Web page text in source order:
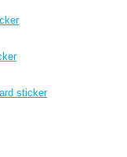
sticker